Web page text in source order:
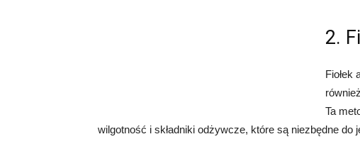
2.
Fiołek
Ta
wilgotność i składniki odżywcze, które są niezbędne do